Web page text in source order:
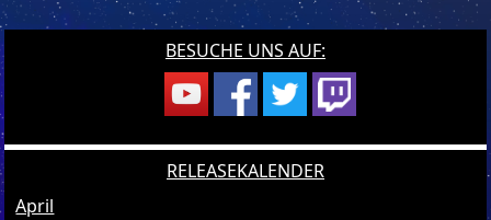
BESUCHE UNS AUF:
RELEASEKALENDER
April